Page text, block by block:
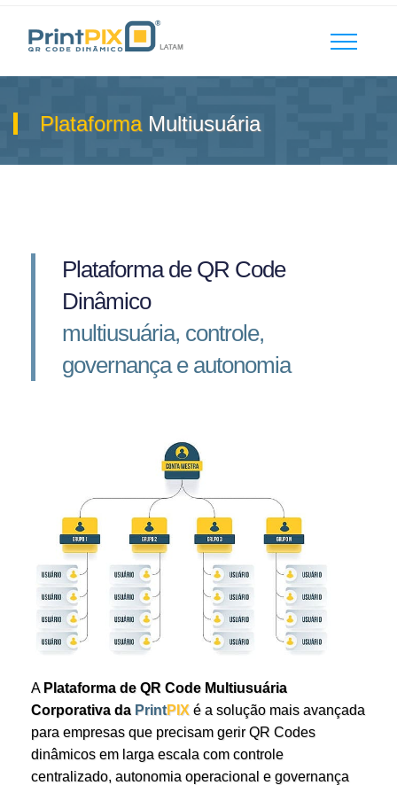
PlataformaMultiusuária
Plataforma de QR Code
Dinâmico
multiusuária, controle,
governança e autonomia
A Plataforma de QR Code Multiusuária
Corporativa da PrintPIX é a solução mais avançada
para empresas que precisam gerir QR Codes
dinâmicos em larga escala com controle
centralizado, autonomia operacional e governança